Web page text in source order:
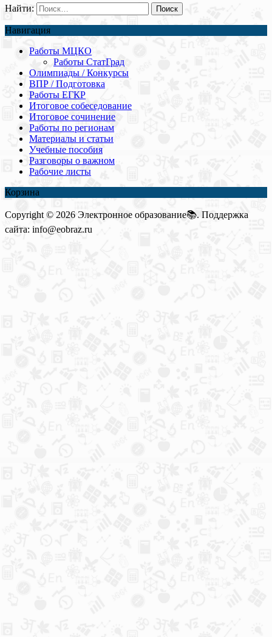
Найти:
Навигация
Работы МЦКО
Работы СтатГрад
Олимпиады / Конкурсы
ВПР / Подготовка
Работы ЕГКР
Итоговое собеседование
Итоговое сочинение
Работы по регионам
Материалы и статьи
Учебные пособия
Разговоры о важном
Рабочие листы
Корзина
Copyright © 2026 Электронное образование📚. Поддержка
сайта: info@eobraz.ru